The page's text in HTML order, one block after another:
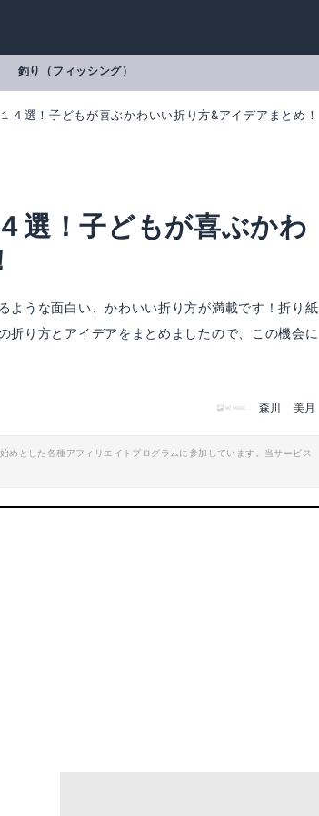
釣り（フィッシング）
４選！子どもが喜ぶかわいい折り方&アイデアまとめ！
選！子どもが喜ぶかわ
ような面白い、かわいい折り方が満載です！折り紙
折り方とアイデアをまとめましたので、この機会に
森川 美月
とした各種アフィリエイトプログラムに参加しています。当サービス